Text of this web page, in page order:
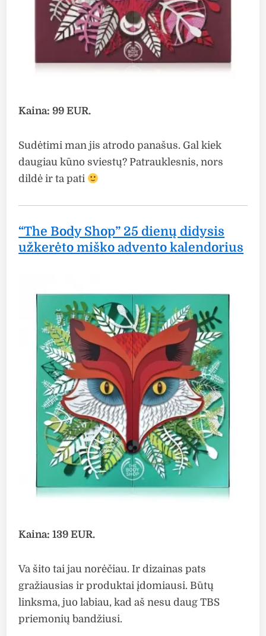
Kaina: 99 EUR.
Sudėtimi man jis atrodo panašus. Gal kiek
daugiau kūno sviestų? Patrauklesnis, nors
dildė ir ta pati
“The Body Shop” 25 dienų didysis
užkerėto miško advento kalendorius
Kaina: 139 EUR.
Va šito tai jau norėčiau. Ir dizainas pats
gražiausias ir produktai įdomiausi. Būtų
linksma, juo labiau, kad aš nesu daug TBS
priemonių bandžiusi.